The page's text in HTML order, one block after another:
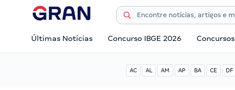
Últimas Notícias Concurso IBGE 2026 Concursos
AC AL AM AP BA CE DF